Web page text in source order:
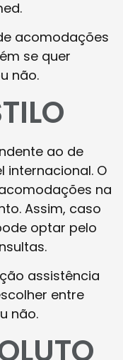
acomodações
se quer
não.
ao de
internacional. O
na
Assim, caso
optar pelo
assistência
entre
não.